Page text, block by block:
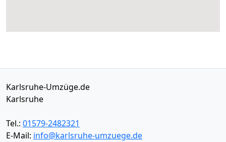
Karlsruhe-Umzüge.de
Karlsruhe
Tel.: 01579-2482321
E-Mail: info@karlsruhe-umzuege.de